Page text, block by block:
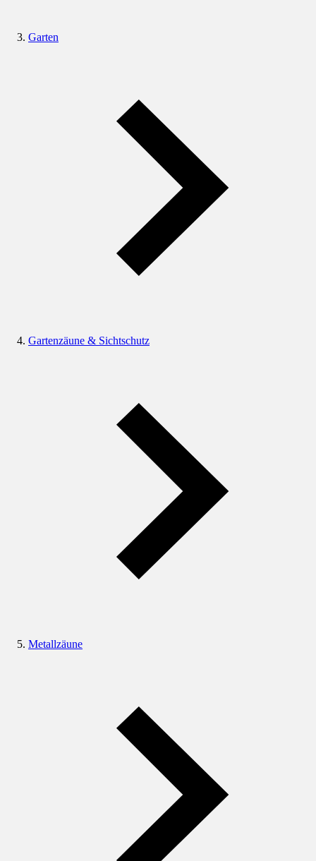
Garten
Gartenzäune & Sichtschutz
Metallzäune